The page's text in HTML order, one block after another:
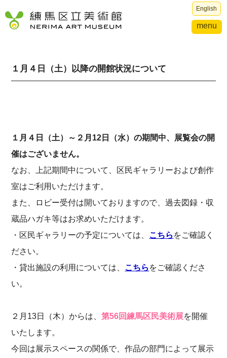
English
menu
１月４日（土）以降の開館状況について
１月４日（土）～２月12日（水）の期間中、展覧会の開
催はございません。
なお、上記期間中について、区民ギャラリーおよび創作
室はご利用いただけます。
また、ロビー受付は開いておりますので、過去図録・収
蔵品ハガキ等はお求めいただけます。
・区民ギャラリーの予定については、 こちら をご確認く
ださい。
・貸出施設の利用については、 こちら をご確認くださ
い。
２月13日（木）からは、第56回練馬区民美術展を開催
いたします。
今回は展示スペースの関係で、作品の部門によって展示